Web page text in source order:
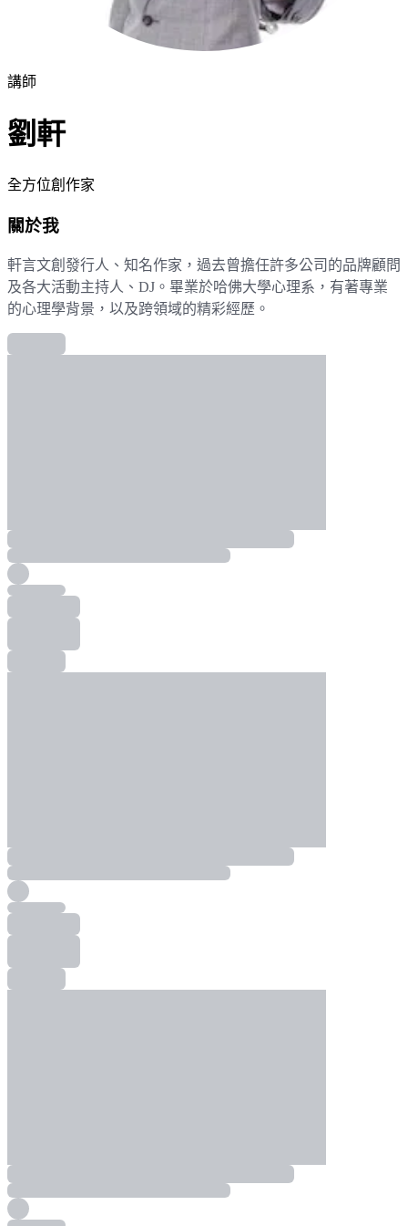
講師
劉軒
全方位創作家
關於我
軒言文創發行人、知名作家，過去曾擔任許多公司的品牌顧問
及各大活動主持人、DJ。畢業於哈佛大學心理系，有著專業
的心理學背景，以及跨領域的精彩經歷。